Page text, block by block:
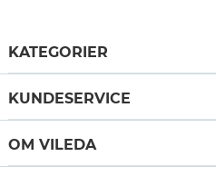
KATEGORIER
KUNDESERVICE
OM VILEDA